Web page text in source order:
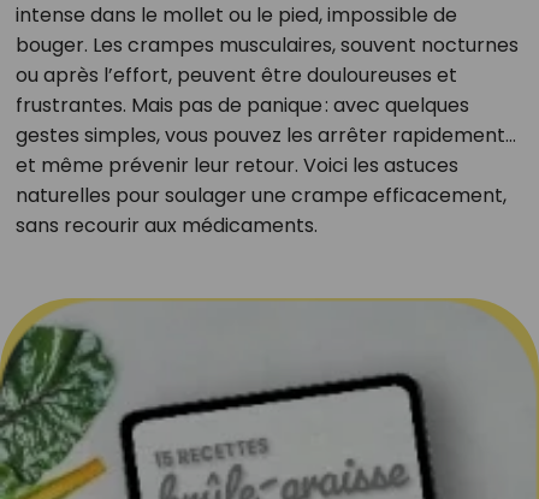
intense dans le mollet ou le pied, impossible de
bouger. Les crampes musculaires, souvent nocturnes
ou après l’effort, peuvent être douloureuses et
frustrantes. Mais pas de panique : avec quelques
gestes simples, vous pouvez les arrêter rapidement…
et même prévenir leur retour. Voici les astuces
naturelles pour soulager une crampe efficacement,
sans recourir aux médicaments.